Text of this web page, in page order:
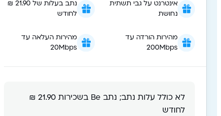
אינטרנט על גבי תשתית
נחושת
נתב בעלות של 21.90 ₪
לחודש
מהירות הורדה עד
200Mbps
מהירות העלאה עד
20Mbps
לא כולל עלות נתב; נתב Be בשכירות 21.90 ₪
לחודש